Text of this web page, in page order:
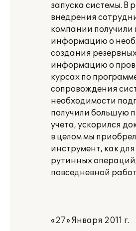
запуска системы. В
внедрения
компании
информацию о
создания
информацию о
курсах по
сопровождения
необходимости
получили большую
учета, ускорился
в целом мы
инструмент, как
рутинных
повседневной
«27» Января 2011 г.